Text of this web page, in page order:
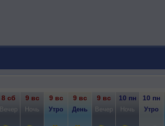
8 сб 9 вс 9 вс 9 вс 9 вс 10 пн 10 пн
Вечер Ночь Утро День Вечер Ночь Утро